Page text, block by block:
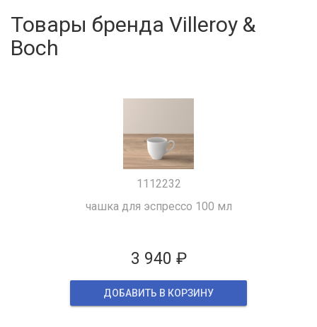
Товары бренда Villeroy &
Boch
1112232
чашка для эспрессо 100 мл
3 940 ₽
ДОБАВИТЬ В КОРЗИНУ